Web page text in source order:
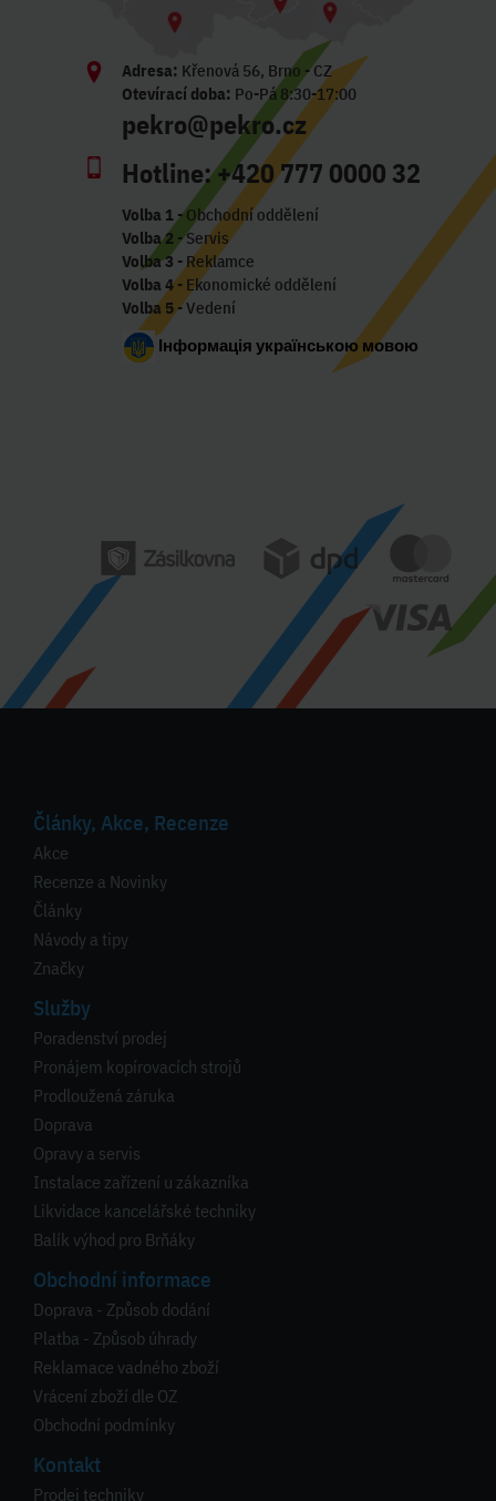
Adresa: Křenová 56, Brno - CZ
Otevírací doba: Po-Pá 8:30-17:00
pekro@pekro.cz
Hotline:+420 777 0000 32
Volba 1- Obchodní oddělení
Volba 2 - Servis
Volba 3 - Reklamce
Volba 4- Ekonomické oddělení
Volba 5- Vedení
Інформація українською мовою
Články, Akce, Recenze
Akce
Recenze a Novinky
Články
Návody a tipy
Značky
Služby
Poradenství prodej
Pronájem kopírovacích strojů
Prodloužená záruka
Doprava
Opravy a servis
Instalace zařízení u zákazníka
Likvidace kancelářské techniky
Balík výhod pro Brňáky
Obchodní informace
Doprava - Způsob dodání
Platba - Způsob úhrady
Reklamace vadného zboží
Vrácení zboží dle OZ
Obchodní podmínky
Kontakt
Prodej techniky